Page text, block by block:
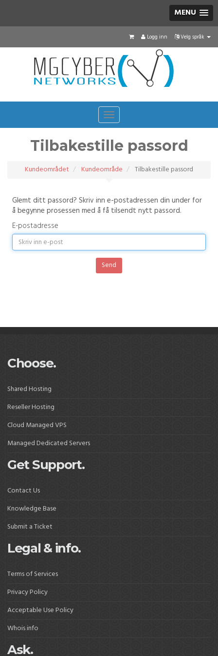
MENU
Velg språk
Logg inn
Toggle
navigation
Tilbakestille passord
Kundeområdet Kundeområde Tilbakestille passord
Glemt ditt passord? Skriv inn e-postadressen din under for
å begynne prosessen med å få tilsendt nytt passord.
E-postadresse
Send
Choose.
Shared Hosting
Reseller Hosting
Cloud Managed VPS
Managed Dedicated Servers
Get Support.
Contact Us
Knowledge Base
Submit a Ticket
Legal & info.
Terms of Services
Privacy Policy
Acceptable Use Policy
Whois info
Ask.